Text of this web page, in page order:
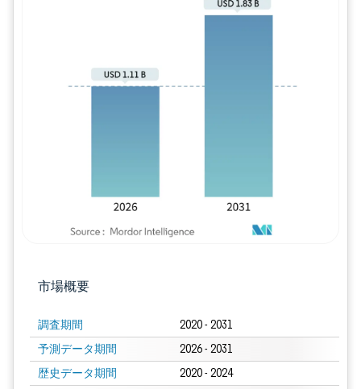
市場概要
調査期間 2020 - 2031
予測データ期間 2026 - 2031
歴史データ期間 2020 - 2024